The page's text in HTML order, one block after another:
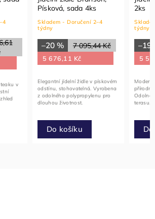
v
Písková, sada 4ks
Skladem - Doručení 2–4
týdny
7 095,44 Kč
–20 %
5 676,11 Kč
Do košíku
Elegantní jídelní židle v pískovém
odstínu, stohovatelná. Vyrobena
z odolného polypropylenu pro
dlouhou životnost.
2ks
týdny
–19
5
přírodní
Odolná
terasu.